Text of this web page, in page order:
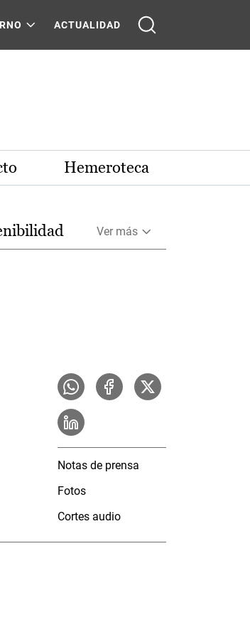
ACTUALIDAD
Hemeroteca
Ver más
Notas de prensa
Fotos
Cortes audio